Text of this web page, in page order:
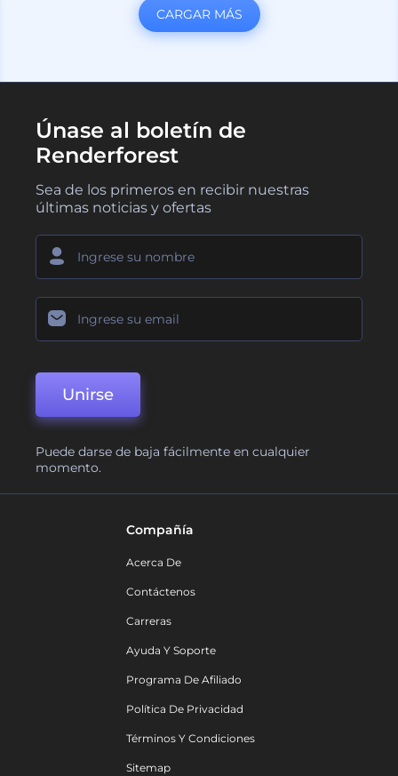
CARGAR MÁS
Únase al boletín de
Renderforest
Sea de los primeros en recibir nuestras
últimas noticias y ofertas
Unirse
Puede darse de baja fácilmente en cualquier
momento.
Compañía
Acerca De
Contáctenos
Carreras
Ayuda Y Soporte
Programa De Afiliado
Política De Privacidad
Términos Y Condiciones
Sitemap